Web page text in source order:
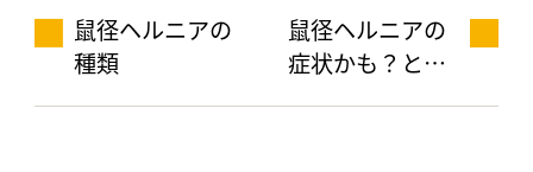
鼠径ヘルニアの
種類
鼠径ヘルニアの
症状かも？と思